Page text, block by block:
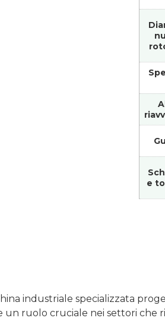
e
industriale specializzata
ruolo cruciale nei settori che